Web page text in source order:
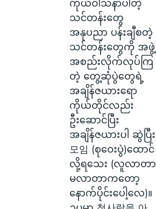
ကိုယ်ဝါသနာပါတဲ့
သင်တန်းတွေ
အနုပညာ ပန်းချီစတဲ့
သင်တန်းတွေကို အဖွဲ့
အစည်းလိုက်လုပ်ကြ
တဲ့ တွေ့ဆုံပွဲတွေရဲ့
အချိန်ဇယားရော
ကိုယ်တိုင်လည်း
ဦးဆောင်ပြီး
အချိန်ဇယားပါ ဆွဲပြီး
모임 (စုဝေးပွဲ)ထောင်
လို့ရသေး (လူလာတာ
မလာတာကတော့
နောက်ပိုင်းပေါ့လေ)။